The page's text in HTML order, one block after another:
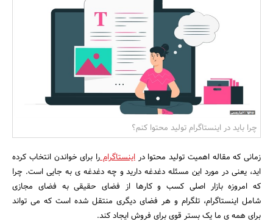
مسکن و ساختمان
چرا باید در اینستاگرام تولید محتوا کنم؟
زمانی که مقاله اهمیت تولید محتوا دراینستاگرامرا برای خواندن انتخاب کرده
اید، یعنی در مورد این مسئله دغدغه دارید و چه دغدغه ی به جایی است. چرا
که امروزه بازار اصلی کسب و کارها از فضای حقیقی به فضای مجازی
شامل اینستاگرام، تلگرام و هر فضای دیگری منتقل شده است که می تواند
برای همه ی ما یک بستر قوی برای فروش ایجاد کند.